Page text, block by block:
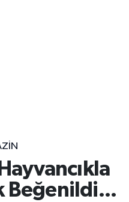
Beğenildi...